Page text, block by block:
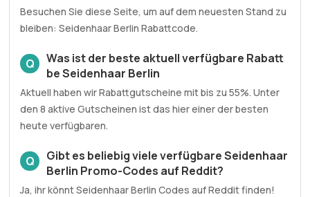
Besuchen Sie diese Seite, um auf dem neuesten Stand zu
bleiben: Seidenhaar Berlin Rabattcode.
Q
Was ist der beste aktuell verfügbare Rabatt
be Seidenhaar Berlin
Aktuell haben wir Rabattgutscheine mit bis zu 55%. Unter
den 8 aktive Gutscheinen ist das hier einer der besten
heute verfügbaren.
Q
Gibt es beliebig viele verfügbare Seidenhaar
Berlin Promo-Codes auf Reddit?
Ja, ihr könnt Seidenhaar Berlin Codes auf Reddit finden!